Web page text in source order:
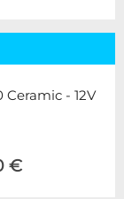
- 12V
€